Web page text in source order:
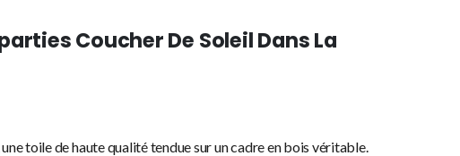
Coucher De Soleil Dans La
toile de haute qualité tendue sur un cadre en bois véritable.